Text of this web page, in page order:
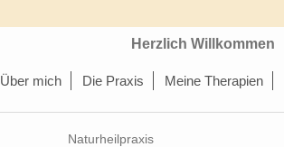
Herzlich Willkommen
Über mich Die Praxis Meine Therapien
Naturheilpraxis